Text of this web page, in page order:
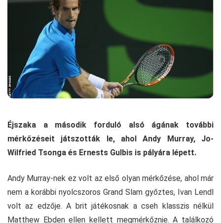
Éjszaka a második forduló alsó ágának további
mérkőzéseit játszották le, ahol Andy Murray, Jo-
Wilfried Tsonga és Ernests Gulbis is pályára lépett.
Andy Murray-nek ez volt az első olyan mérkőzése, ahol már
nem a korábbi nyolcszoros Grand Slam győztes, Ivan Lendl
volt az edzője. A brit játékosnak a cseh klasszis nélkül
Matthew Ebden ellen kellett megmérkőznie. A találkozó